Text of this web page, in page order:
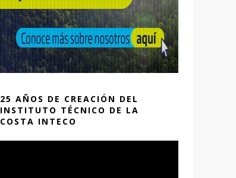
25 AÑOS DE CREACIÓN DEL
INSTITUTO TÉCNICO DE LA
COSTA INTECO